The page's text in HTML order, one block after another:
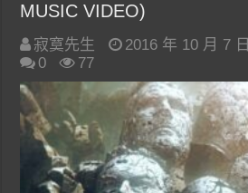
MUSIC VIDEO)
寂寞先生 2016 年 10 月 7 日
0
77